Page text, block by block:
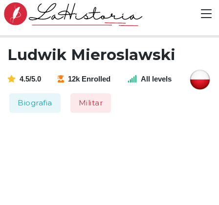
Ludwik Mieroslawski
4.5/5.0 12k Enrolled All levels
Biografia Militar